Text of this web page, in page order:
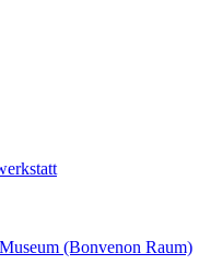
(Bon­ve­non Raum)